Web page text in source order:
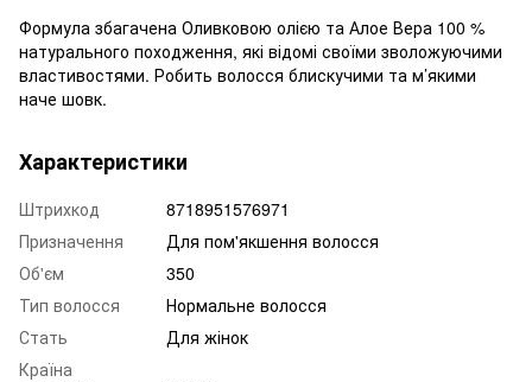
Формула збагачена Оливковою олією та Алое Вера 100 %
натурального походження, які відомі своїми зволожуючими
властивостями. Робить волосся блискучими та м’якими
наче шовк.
Характеристики
Штрихкод
8718951576971
Призначення
Для пом'якшення волосся
Об'єм
350
Тип волосся
Нормальне волосся
Стать
Для жінок
Країна